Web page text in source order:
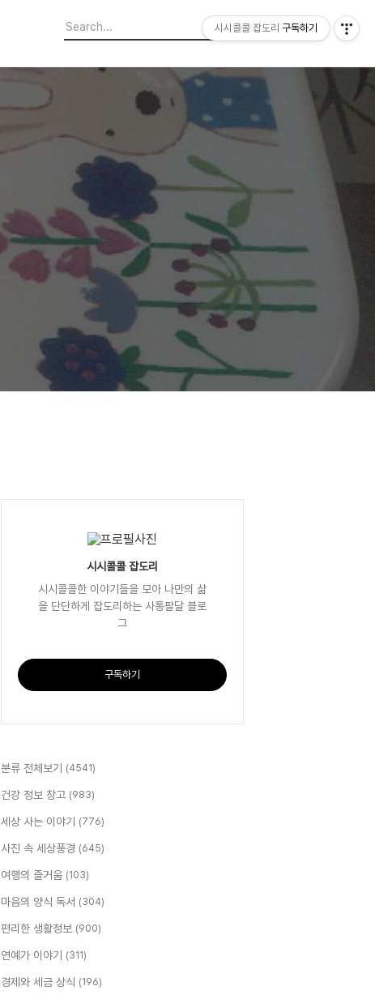
시시콜콜 잡도리
시시콜콜한 이야기들을 모아 나만의 삶
을 단단하게 잡도리하는 사통팔달 블로
그
구독하기
분류 전체보기 (4541)
건강 정보 창고 (983)
세상 사는 이야기 (776)
사진 속 세상풍경 (645)
여행의 즐거움 (103)
마음의 양식 독서 (304)
편리한 생활정보 (900)
연예가 이야기 (311)
경제와 세금 상식 (196)
시시콜콜 잡도리 구독하기